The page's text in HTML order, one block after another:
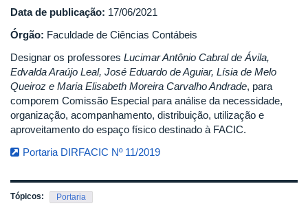
Data de publicação: 17/06/2021
Órgão: Faculdade de Ciências Contábeis
Designar os professores Lucimar Antônio Cabral de Ávila,
Edvalda Araújo Leal, José Eduardo de Aguiar, Lísia de Melo
Queiroz e Maria Elisabeth Moreira Carvalho Andrade, para
comporem Comissão Especial para análise da necessidade,
organização, acompanhamento, distribuição, utilização e
aproveitamento do espaço físico destinado à FACIC.
Portaria DIRFACIC Nº 11/2019
Tópicos: Portaria